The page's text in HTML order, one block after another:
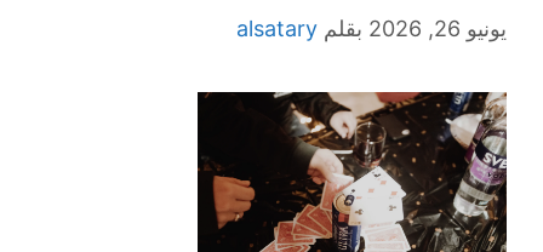
يونيو 26, 2026 بقلم alsatary